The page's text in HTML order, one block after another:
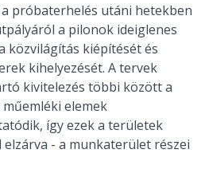
próbaterhelés utáni hetekben
a pilonok ideiglenes
közvilágítás kiépítését és
kihelyezését. A tervek
kivitelezés többi között a
elemek
így ezek a területek
- a munkaterület részei